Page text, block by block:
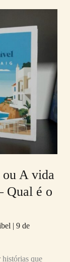
A vida
Qual é o
| 9 de
que